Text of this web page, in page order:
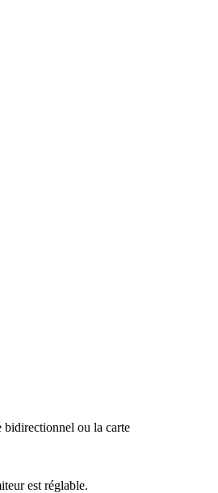
bidirectionnel ou la carte
est réglable.